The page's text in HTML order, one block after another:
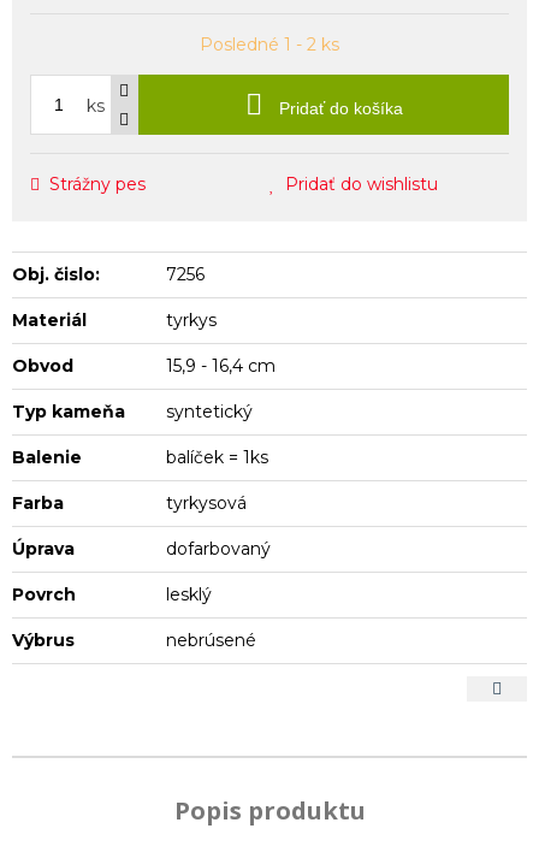
Posledné 1 - 2 ks
ks Pridať do košíka
Strážny pes Pridať do wishlistu
Obj. čislo: 7256
Materiál tyrkys
Obvod 15,9 - 16,4 cm
Typ kameňa syntetický
Balenie balíček = 1ks
Farba tyrkysová
Úprava dofarbovaný
Povrch lesklý
Výbrus nebrúsené
Popis produktu